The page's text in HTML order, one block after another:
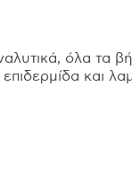
όλα τα
επιδερμίδα και